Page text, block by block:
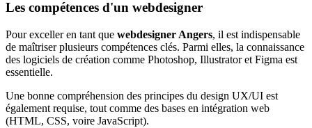
Les compétences d'un webdesigner
Pour exceller en tant que webdesigner Angers, il est indispensable
de maîtriser plusieurs compétences clés. Parmi elles, la connaissance
des logiciels de création comme Photoshop, Illustrator et Figma est
essentielle.
Une bonne compréhension des principes du design UX/UI est
également requise, tout comme des bases en intégration web
(HTML, CSS, voire JavaScript).